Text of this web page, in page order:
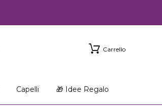
Carrello
Capelli 🎁 Idee Regalo